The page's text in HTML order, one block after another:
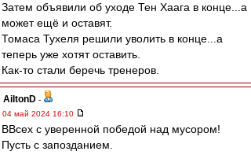
Затем объявили об уходе Тен Хаага в конце...а
может ещё и оставят.
Томаса Тухеля решили уволить в конце...а
теперь уже хотят оставить.
Как-то стали беречь тренеров.
AiltonD -
04 май 2024 16:10
ВВсех с уверенной победой над мусором!
Пусть с запозданием.